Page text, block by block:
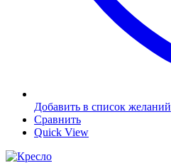
Добавить в список желаний
Сравнить
Quick View